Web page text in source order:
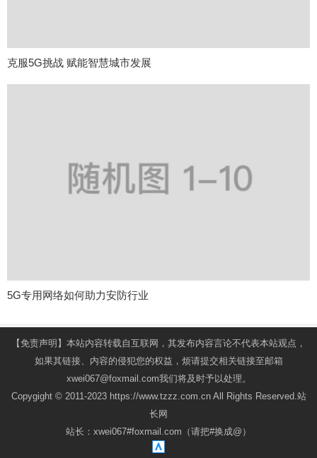
克服5G挑战 赋能智慧城市发展
5G专用网络如何助力安防行业
【免责声明】本站内容转载自互联网，其发布内容言论不代表本站观点，
如果其链接、内容的侵犯您的权益，烦请提交相关链接至邮箱
xwei067@foxmail.com我们将及时予以处理。
Copygight © 2011-2023 https://www.tzzz.com.cn All Rights Reserved.站
长网
站长：xwei067#foxmail.com（请把#换成@）